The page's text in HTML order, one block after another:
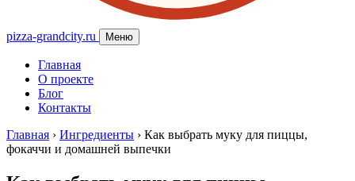
pizza-grandcity.ru Меню
Главная
О проекте
Блог
Контакты
Главная › Ингредиенты › Как выбрать муку для пиццы,
фокаччи и домашней выпечки